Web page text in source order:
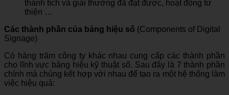
thành tích và giải thưởng đã đạt được, hoạt động từ
thiện …
Các thành phần của bảng hiệu số (Components of Digital
Signage)
Có hàng trăm công ty khác nhau cung cấp các thành phần
cho lĩnh vực bảng hiệu kỹ thuật số. Sau đây là 7 thành phần
chính mà chúng kết hợp với nhau để tạo ra một hệ thống làm
việc hiệu quả: